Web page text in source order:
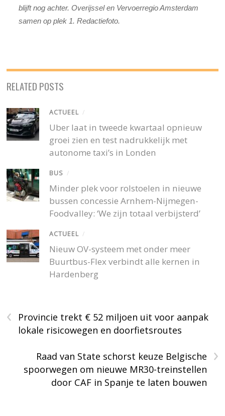
blijft nog achter. Overijssel en Vervoerregio Amsterdam
samen op plek 1. Redactiefoto.
RELATED POSTS
ACTUEEL /
Uber laat in tweede kwartaal opnieuw
groei zien en test nadrukkelijk met
autonome taxi’s in Londen
BUS /
Minder plek voor rolstoelen in nieuwe
bussen concessie Arnhem-Nijmegen-
Foodvalley: ‘We zijn totaal verbijsterd’
ACTUEEL /
Nieuw OV-systeem met onder meer
Buurtbus-Flex verbindt alle kernen in
Hardenberg
‹
Provincie trekt € 52 miljoen uit voor aanpak
lokale risicowegen en doorfietsroutes
›
Raad van State schorst keuze Belgische
spoorwegen om nieuwe MR30-treinstellen
door CAF in Spanje te laten bouwen